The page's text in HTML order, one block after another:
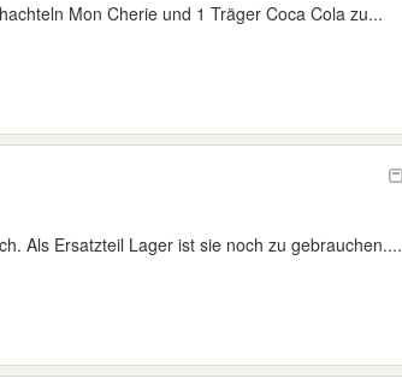
Mon Cherie und 1 Träger Coca Cola zu...
Als Ersatzteil Lager ist sie noch zu gebrauchen....